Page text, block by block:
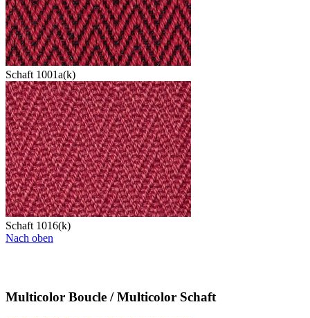
Schaft 1001a(k)
Schaft 1016(k)
Nach oben
Multicolor Boucle / Multicolor Schaft